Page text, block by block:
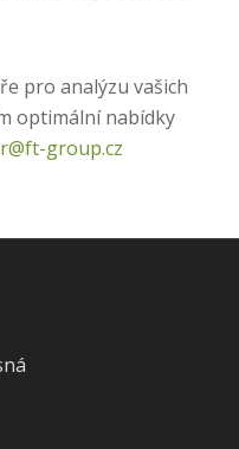
pro analýzu vašich
optimální nabídky
group.cz